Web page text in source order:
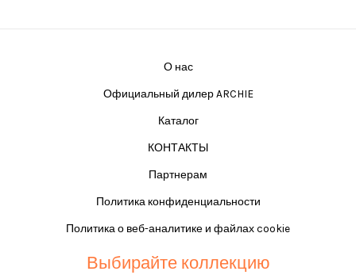
О нас
Официальный дилер ARCHIE
Каталог
КОНТАКТЫ
Партнерам
Политика конфиденциальности
Политика о веб-аналитике и файлах cookie
Выбирайте коллекцию